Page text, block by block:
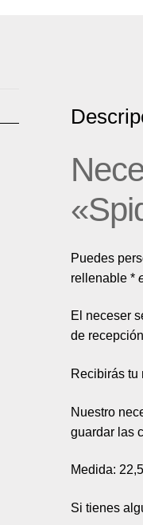
Puedes
rellenable *
El neceser
de
Recibirás tu
Nuestro
guardar las
Medida:
Si tienes